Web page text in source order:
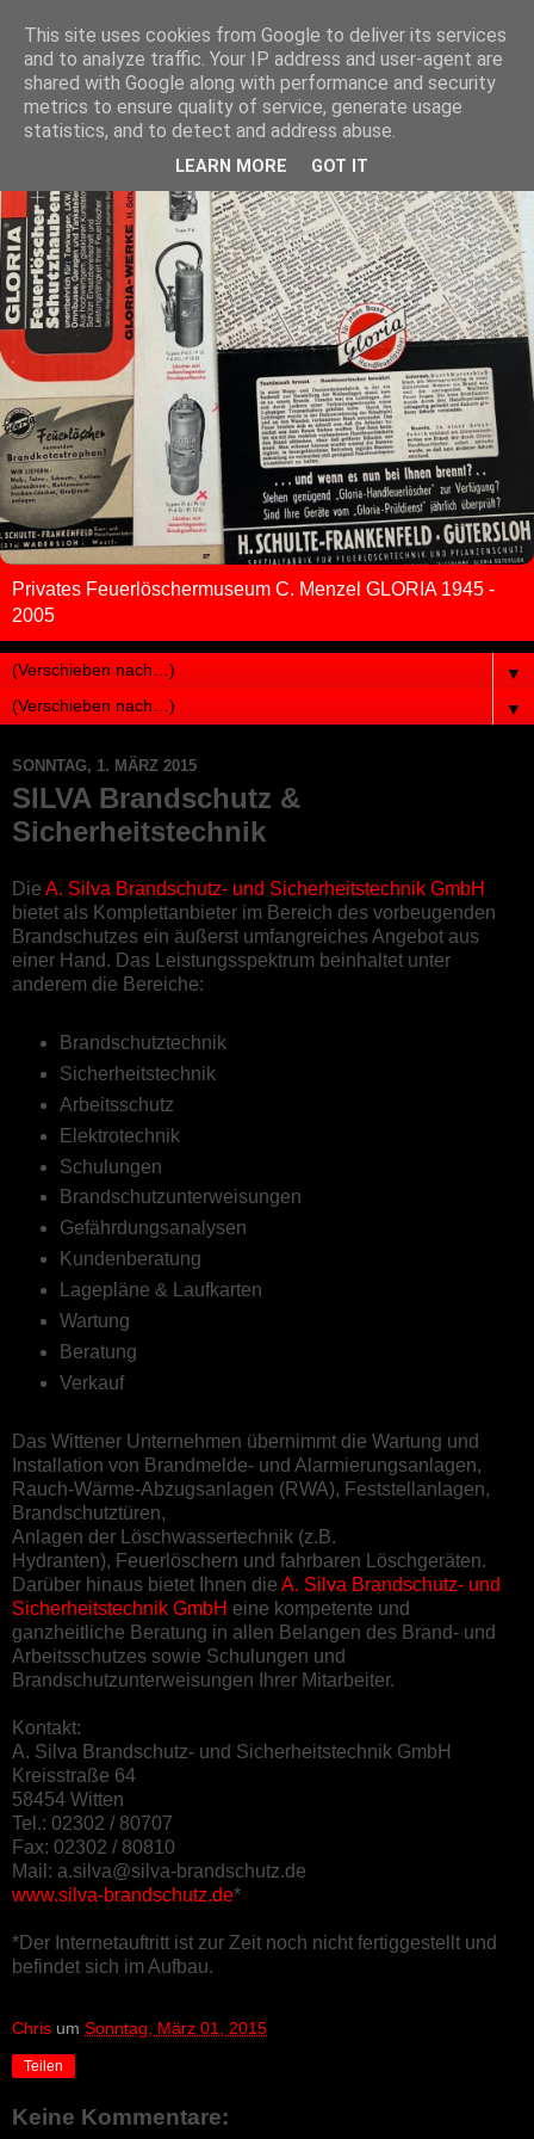
Privates Feuerlöschermuseum C. Menzel GLORIA 1945 -
2005
▼
▼
SONNTAG, 1. MÄRZ 2015
SILVA Brandschutz &
Sicherheitstechnik
Die A. Silva Brandschutz- und Sicherheitstechnik GmbH
bietet als Komplettanbieter im Bereich des vorbeugenden
Brandschutzes ein äußerst umfangreiches Angebot aus
einer Hand. Das Leistungsspektrum beinhaltet unter
anderem die Bereiche:
Brandschutztechnik
Sicherheitstechnik
Arbeitsschutz
Elektrotechnik
Schulungen
Brandschutzunterweisungen
Gefährdungsanalysen
Kundenberatung
Lagepläne & Laufkarten
Wartung
Beratung
Verkauf
Das Wittener Unternehmen übernimmt die Wartung und
Installation von Brandmelde- und Alarmierungsanlagen,
Rauch-Wärme-Abzugsanlagen (RWA), Feststellanlagen,
Brandschutztüren,
Anlagen der Löschwassertechnik (z.B.
Hydranten), Feuerlöschern und fahrbaren Löschgeräten.
Darüber hinaus bietet Ihnen die A. Silva Brandschutz- und
Sicherheitstechnik GmbH eine kompetente und
ganzheitliche Beratung in allen Belangen des Brand- und
Arbeitsschutzes sowie Schulungen und
Brandschutzunterweisungen Ihrer Mitarbeiter.
Kontakt:
A. Silva Brandschutz- und Sicherheitstechnik GmbH
Kreisstraße 64
58454 Witten
Tel.: 02302 / 80707
Fax: 02302 / 80810
Mail: a.silva@silva-brandschutz.de
www.silva-brandschutz.de*
*Der Internetauftritt ist zur Zeit noch nicht fertiggestellt und
befindet sich im Aufbau.
Chris um Sonntag, März 01, 2015
Teilen
Keine Kommentare:
This site uses cookies from Google to deliver its services
and to analyze traffic. Your IP address and user-agent are
shared with Google along with performance and security
metrics to ensure quality of service, generate usage
statistics, and to detect and address abuse.
LEARN MORE GOT IT